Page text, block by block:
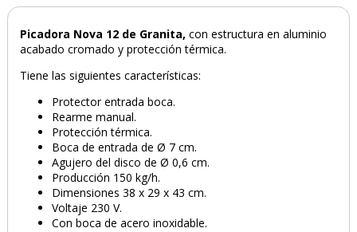
Picadora Nova 12 de Granita, con estructura en aluminio
acabado cromado y protección térmica.
Tiene las siguientes características:
Protector entrada boca.
Rearme manual.
Protección térmica.
Boca de entrada de Ø 7 cm.
Agujero del disco de Ø 0,6 cm.
Producción 150 kg/h.
Dimensiones 38 x 29 x 43 cm.
Voltaje 230 V.
Con boca de acero inoxidable.